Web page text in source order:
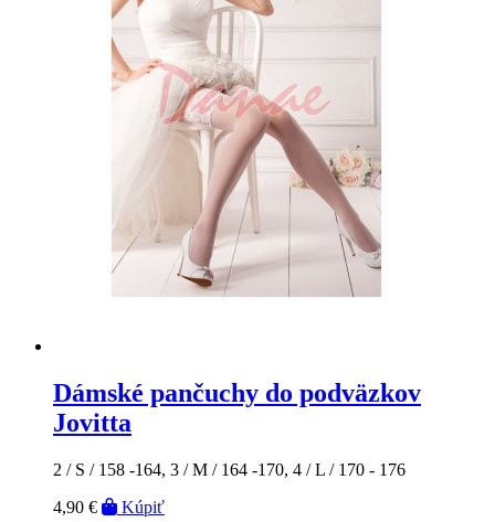
Dámské pančuchy do podväzkov
Jovitta
2 / S / 158 -164, 3 / M / 164 -170, 4 / L / 170 - 176
4,90 €
Kúpiť